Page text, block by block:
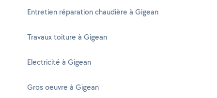
Entretien réparation chaudière à Gigean
Travaux toiture à Gigean
Electricité à Gigean
Gros oeuvre à Gigean